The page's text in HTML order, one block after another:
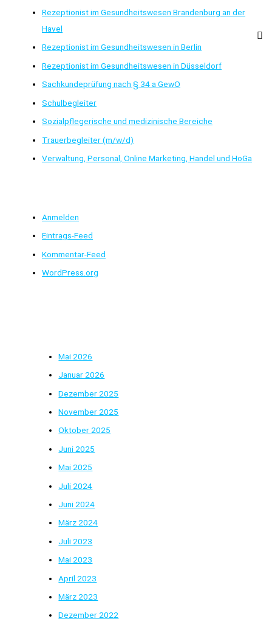
Rezeptionist im Gesundheitswesen Brandenburg an der
Havel
Rezeptionist im Gesundheitswesen in Berlin
Rezeptionist im Gesundheitswesen in Düsseldorf
Sachkundeprüfung nach § 34 a GewO
Schulbegleiter
Sozialpflegerische und medizinische Bereiche
Trauerbegleiter (m/w/d)
Verwaltung, Personal, Online Marketing, Handel und HoGa
Anmelden
Eintrags-Feed
Kommentar-Feed
WordPress.org
Mai 2026
Januar 2026
Dezember 2025
November 2025
Oktober 2025
Juni 2025
Mai 2025
Juli 2024
Juni 2024
März 2024
Juli 2023
Mai 2023
April 2023
März 2023
Dezember 2022